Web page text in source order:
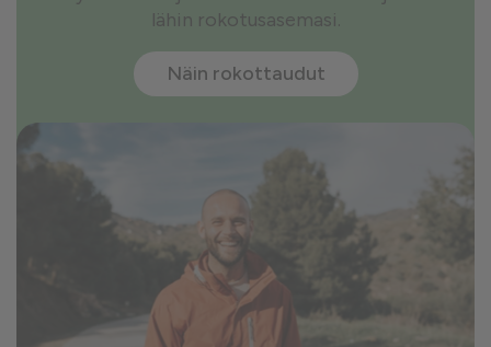
lähin rokotusasemasi.
Näin rokottaudut